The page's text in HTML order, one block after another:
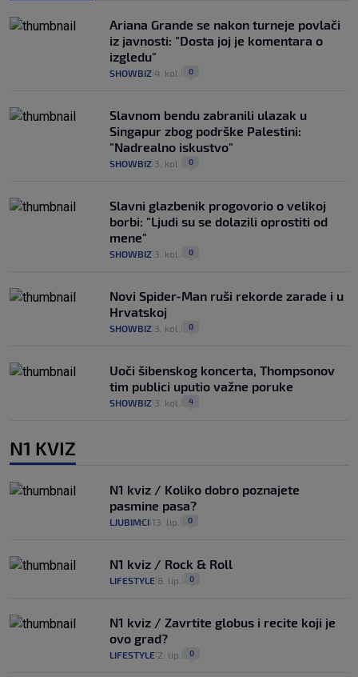
Ariana Grande se nakon turneje povlači
iz javnosti: "Dosta joj je komentara o
izgledu"
SHOWBIZ 4. kol. 0
Slavnom bendu zabranili ulazak u
Singapur zbog podrške Palestini:
"Nadrealno iskustvo"
SHOWBIZ 3. kol. 0
Slavni glazbenik progovorio o velikoj
borbi: "Ljudi su se dolazili oprostiti od
mene"
SHOWBIZ 3. kol. 0
Novi Spider-Man ruši rekorde zarade i u
Hrvatskoj
SHOWBIZ 3. kol. 0
Uoči šibenskog koncerta, Thompsonov
tim publici uputio važne poruke
SHOWBIZ 3. kol. 4
N1 KVIZ
N1 kviz / Koliko dobro poznajete
pasmine pasa?
LJUBIMCI 13. lip. 0
N1 kviz / Rock & Roll
LIFESTYLE 8. lip. 0
N1 kviz / Zavrtite globus i recite koji je
ovo grad?
LIFESTYLE 2. lip. 0